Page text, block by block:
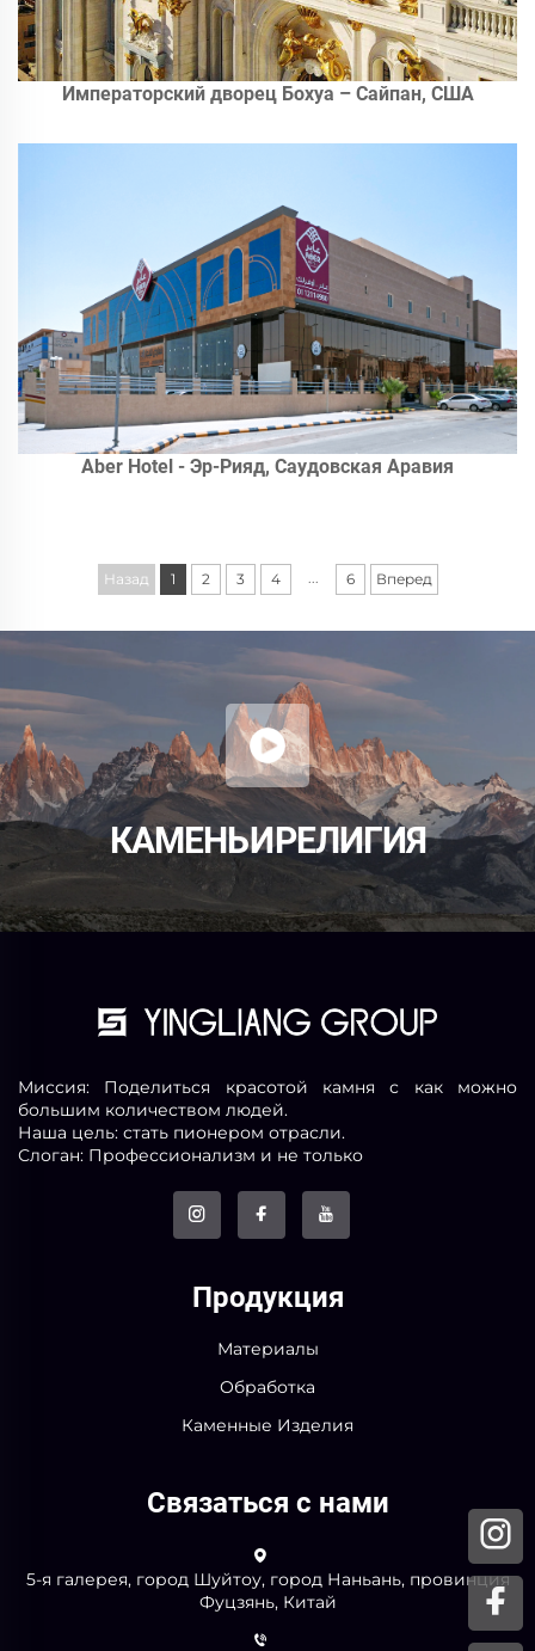
Императорский дворец Бохуа – Сайпан, США
Aber Hotel - Эр-Рияд, Саудовская Аравия
Назад 1 2 3 4 ... 6 Вперед
КАМЕНЬ И РЕЛИГИЯ
Миссия: Поделиться красотой камня с как можно
большим количеством людей.
Наша цель: стать пионером отрасли.
Слоган: Профессионализм и не только
Продукция
Материалы
Обработка
Каменные Изделия
Связаться с нами
5-я галерея, город Шуйтоу, город Наньань, провинция
Фуцзянь, Китай